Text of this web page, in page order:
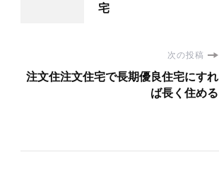
ビ
ー
宅
次の投稿
注文住注文住宅で長期優良住宅にすれ
ば長く住める